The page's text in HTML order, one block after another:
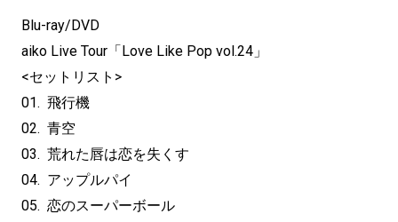
Blu-ray/DVD
aiko Live Tour「Love Like Pop vol.24」
<セットリスト>
01. 飛行機
02. 青空
03. 荒れた唇は恋を失くす
04. アップルパイ
05. 恋のスーパーボール